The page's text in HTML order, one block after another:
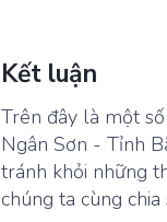
Kết luận
Trên đây là một
Ngân Sơn - Tỉnh
tránh khỏi những
chúng ta cùng